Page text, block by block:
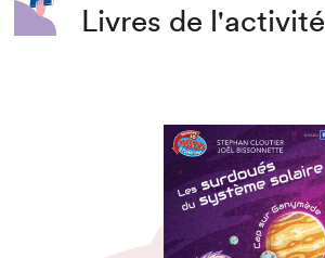
Livres de l'activité